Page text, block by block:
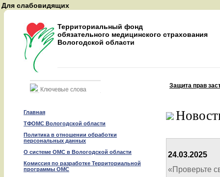
Для слабовидящихA
A
Территориальный фонд
обязательного медицинского страхования
Вологодской области
Защита прав
Главная
ТФОМС Вологодской области
Политика в отношении обработки
персональных данных
О системе ОМС в Вологодской области
Комиссия по разработке Территориальной
программы ОМС
24.03.2025
«Проверьте